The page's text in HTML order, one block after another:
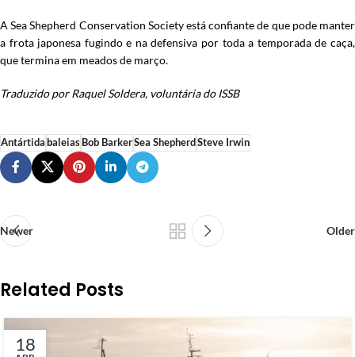
A Sea Shepherd Conservation Society está confiante de que pode manter
a frota japonesa fugindo e na defensiva por toda a temporada de caça,
que termina em meados de março.
Traduzido por Raquel Soldera, voluntária do ISSB
Antártida baleiasBob BarkerSea Shepherd Steve Irwin
Newer Older
Related Posts
18